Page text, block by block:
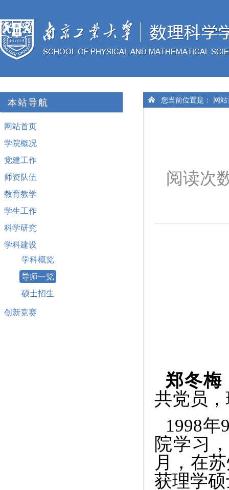
本站导航
网站首页
学院概况
党建工作
师资队伍
教育教学
学生工作
科学研究
学科建设
学科概览
导师一览
硕士招生
创新竞赛
您当前位置是： 网
阅读次
郑冬梅
共党员
1998年
院学习
月，在
获理学